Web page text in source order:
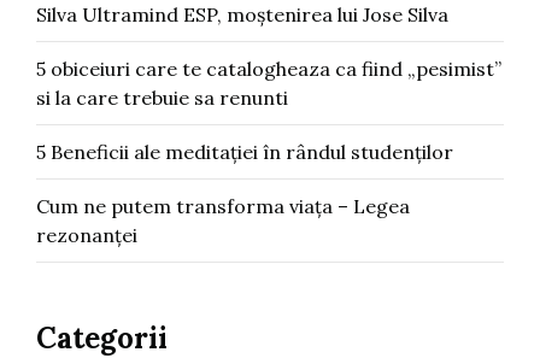
Silva Ultramind ESP, moștenirea lui Jose Silva
5 obiceiuri care te catalogheaza ca fiind „pesimist”
si la care trebuie sa renunti
5 Beneficii ale meditației în rândul studenților
Cum ne putem transforma viața – Legea
rezonanței
Categorii